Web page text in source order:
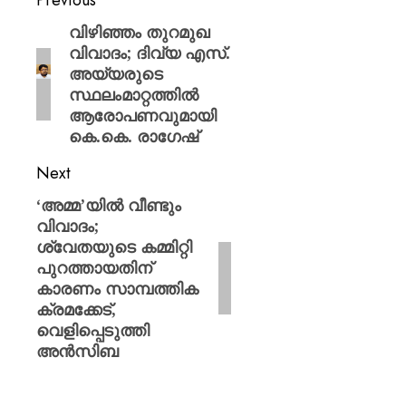
വിഴിഞ്ഞം തുറമുഖ
വിവാദം; ദിവ്യ എസ്.
അയ്യരുടെ
സ്ഥലംമാറ്റത്തിൽ
ആരോപണവുമായി
കെ.കെ. രാഗേഷ്
Next
‘അമ്മ’യിൽ വീണ്ടും
വിവാദം;
ശ്വേതയുടെ കമ്മിറ്റി
പുറത്തായതിന്
കാരണം സാമ്പത്തിക
ക്രമക്കേട്,
വെളിപ്പെടുത്തി
അൻസിബ